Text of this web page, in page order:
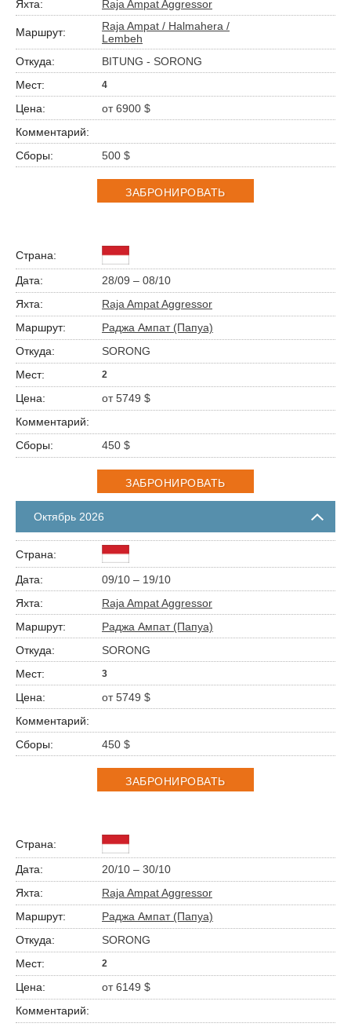
Raja Ampat Aggressor
Raja Ampat / Halmahera /
Lembeh
BITUNG - SORONG
4
от 6900 $
500 $
ЗАБРОНИРОВАТЬ
28/09 – 08/10
Raja Ampat Aggressor
Раджа Ампат (Папуа)
SORONG
2
от 5749 $
450 $
ЗАБРОНИРОВАТЬ
Октябрь 2026
09/10 – 19/10
Raja Ampat Aggressor
Раджа Ампат (Папуа)
SORONG
3
от 5749 $
450 $
ЗАБРОНИРОВАТЬ
20/10 – 30/10
Raja Ampat Aggressor
Раджа Ампат (Папуа)
SORONG
2
от 6149 $